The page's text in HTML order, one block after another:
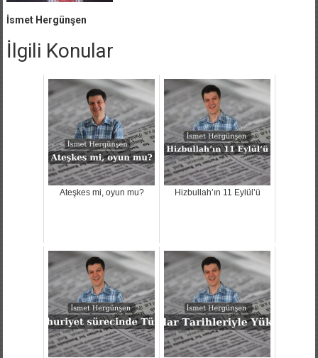
İsmet Hergünşen
İlgili Konular
Ateşkes mi, oyun mu? Hizbullah’ın 11 Eylül’ü